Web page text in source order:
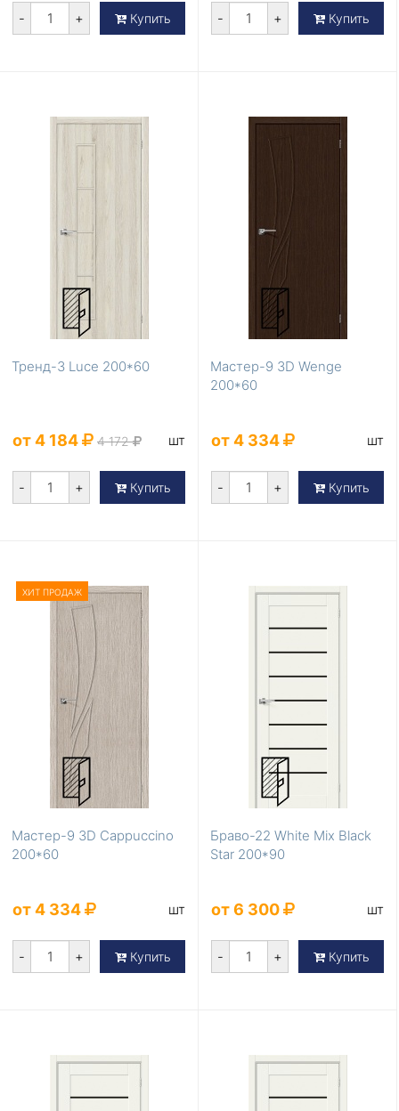
- + Купить - + Купить
Тренд-3 Luce 200*60
от 4 184 4 172 шт
- + Купить
Мастер-9 3D Wenge
200*60
от 4 334 шт
- + Купить
ХИТ ПРОДАЖ
Мастер-9 3D Cappuccino
200*60
от 4 334 шт
- + Купить
Браво-22 White Mix Black
Star 200*90
от 6 300 шт
- + Купить